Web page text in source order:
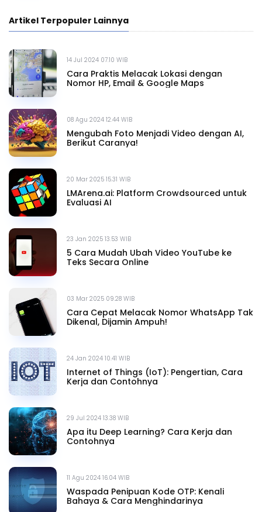
Artikel Terpopuler Lainnya
14 Jul 2024 07.10 WIB
Cara Praktis Melacak Lokasi dengan
Nomor HP, Email & Google Maps
08 Agu 2024 12.44 WIB
Mengubah Foto Menjadi Video dengan AI,
Berikut Caranya!
20 Mar 2025 15.31 WIB
LMArena.ai: Platform Crowdsourced untuk
Evaluasi AI
23 Jan 2025 13.53 WIB
5 Cara Mudah Ubah Video YouTube ke
Teks Secara Online
03 Mar 2025 09.28 WIB
Cara Cepat Melacak Nomor WhatsApp Tak
Dikenal, Dijamin Ampuh!
24 Jan 2024 10.41 WIB
Internet of Things (IoT): Pengertian, Cara
Kerja dan Contohnya
29 Jul 2024 13.38 WIB
Apa itu Deep Learning? Cara Kerja dan
Contohnya
11 Agu 2024 16.04 WIB
Waspada Penipuan Kode OTP: Kenali
Bahaya & Cara Menghindarinya